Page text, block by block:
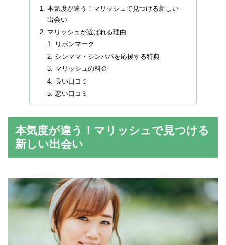
本気度が違う！マリッシュで見つける新しい
出会い
マリッシュが選ばれる理由
リボンマーク
シンママ・シンパパを応援する特典
マリッシュの料金
良い口コミ
悪い口コミ
本気度が違う！マリッシュで見つける
新しい出会い